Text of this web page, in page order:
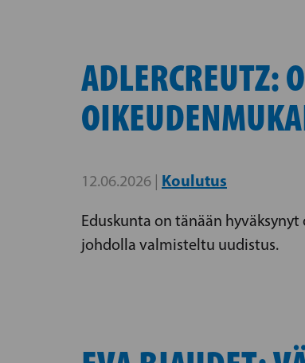
ADLERCREUTZ:
12.06.2026 | Koulutus
Eduskunta on tänään
johdolla valmisteltu uudistus.